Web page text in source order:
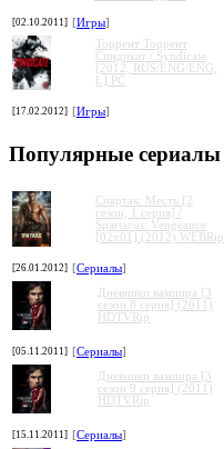
[02.10.2011] [Игры]
Торрент Торрент
Cиндикат / Syndicate
[2012, RUS/ENG/ENG,
L] PC
[17.02.2012] [Игры]
Популярные сериалы
Спартак: Месть [2
сезон, 1 серия] /
Spartacus: Vengeance
[02x01] (2012) WEBRip
[26.01.2012] [Сериалы]
Дневники вампира [3
сезон 8 серия] (2011)
HDTVRip
[05.11.2011] [Сериалы]
Дневники вампира [3
сезон 9 серия] (2011)
HDTVRip
[15.11.2011] [Сериалы]